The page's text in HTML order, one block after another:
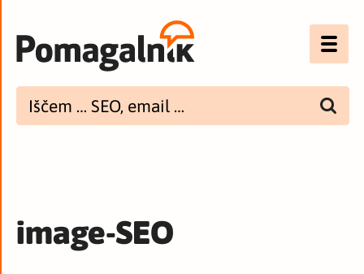
UX
image-SEO